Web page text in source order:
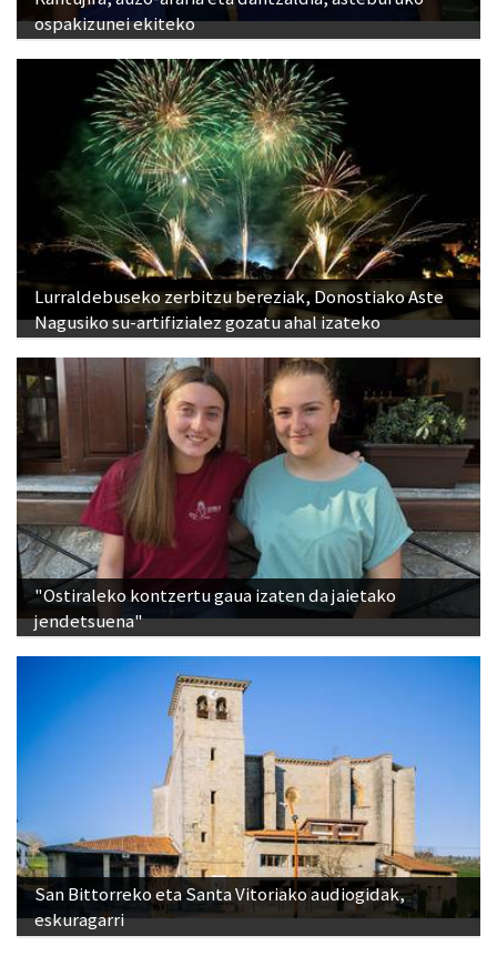
ospakizunei ekiteko
Lurraldebuseko zerbitzu bereziak, Donostiako Aste
Nagusiko su-artifizialez gozatu ahal izateko
"Ostiraleko kontzertu gaua izaten da jaietako
jendetsuena"
San Bittorreko eta Santa Vitoriako audiogidak,
eskuragarri